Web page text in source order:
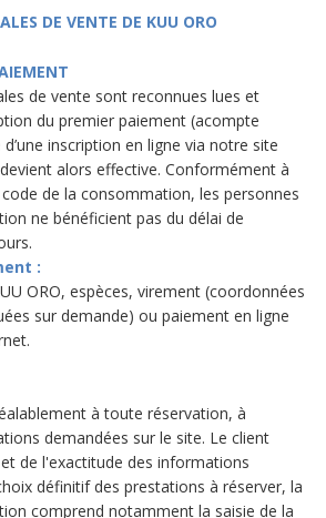
DE VENTE DE KUU ORO
de vente sont reconnues lues et
du premier paiement (acompte
inscription en ligne via notre site
alors effective. Conformément à
code de la consommation, les personnes
ne bénéficient pas du délai de
:
ORO, espèces, virement (coordonnées
sur demande) ou paiement en ligne
à toute réservation, à
demandées sur le site. Le client
de l'exactitude des informations
définitif des prestations à réserver, la
comprend notamment la saisie de la